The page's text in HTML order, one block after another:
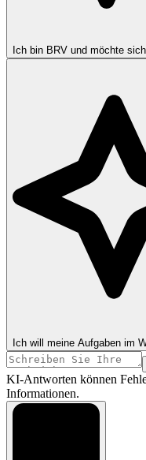
Ich bin BRV und möchte
Ich will meine Aufgaben im
KI-Antworten können
Informationen.